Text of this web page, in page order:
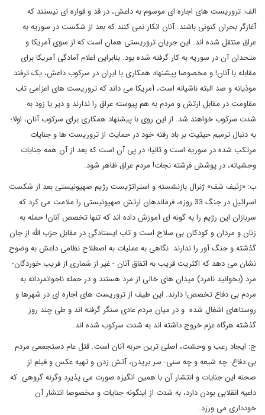
الف: تروریست های اجاره ای موسوم به داعش، در قد و قواره ای نیستند که
آغازگر بحران کنونی باشند. آنان انکار نمی کنند که بعد از شکست در سوریه به
عراق منتقل شده اند. این جریان تروریستی همان است که از سوی آمریکا و
متحدان آن در سوریه به کار گرفته شده بود. بنابراین اعلام آمادگی آمریکا برای
مقابله با آنان! و مخصوصا پیشنهاد همکاری با ایران در سرکوب داعش، یک ترفند
موذیانه و صد البته ناشیانه است، آمریکا می داند که تروریست های اعزامی تاب
مقاومت در مقابل ارتش و مردم به هم پیوسته عراق را ندارند و دیر یا زود به
شدت سرکوب خواهند شد. از این روی با پیشنهاد همکاری برای سرکوب آنان، اولا؛
به دنبال ترمیم حیثیت بر باد رفته خود در حمایت از تروریست ها و جنایات
مرتکب شده در سوریه است و ثانیا؛ در پی آن است که بعد از آن همه جنایات
وحشیانه، در پوشش فرشته نجات! مردم عراق ظاهر شود.
ب: «زئیف شف» ژنرال بازنشسته و استراتژیست رژیم صهیونیستی بعد از شکست
اسرائیل در جنگ 33 روزه، فرماندهان ارتش صهیونیستی را ملامت می کرد که
سربازان این رژیم را به گونه ای آموزش داده اند که تنها تخصص آنان! حمله به
زنان و مردان و کودکان بی سلاح است و تاب ایستادگی در مقابل حزب الله از جان
گذشته و جنگ آور را ندارند. نگاهی به عملیات به اصطلاح نظامی داعش به وضوح
نشان می دهد که اکثریت قریب به اتفاق آنان - غیر از شماری از فریب خوردگان-
مرد (بخوانید نامرد) میدان های خالی از مرد هستند و در حمله ناجوانمردانه به
مردم بی دفاع تخصص! دارند. این طیف از تروریست های اجاره ای در شهرها و
روستاهای اشغال شده و در میان مردم عادی سنگر گرفته اند و طی چند روز
گذشته هرگاه عزم خروج داشته اند به شدت سرکوب شده اند.
ج: ایجاد رعب و وحشت، اصلی ترین حربه آنان است. قتل عام دستجمعی مردم
بی دفاع- چه شیعه و چه سنی- سر بریدن، آتش زدن و تهیه عکس و فیلم از
صحنه این جنایات و انتشار آن با همین انگیزه صورت می پذیرد وگرنه گروهی که
داعیه انقلابی بودن دارد، به شدت از اینگونه جنایات و مخصوصا انتشار آن
خودداری می ورزد.